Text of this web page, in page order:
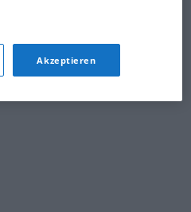
Akzeptieren